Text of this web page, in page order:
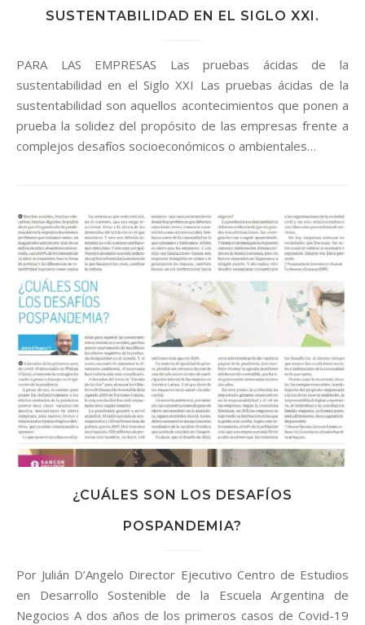
SUSTENTABILIDAD EN EL SIGLO XXI.
PARA LAS EMPRESAS Las pruebas ácidas de la
sustentabilidad en el Siglo XXI Las pruebas ácidas de la
sustentabilidad son aquellos acontecimientos que ponen a
prueba la solidez del propósito de las empresas frente a
complejos desafíos socioeconómicos o ambientales…
¿CUÁLES SON LOS DESAFÍOS
POSPANDEMIA?
Por Julián D’Angelo Director Ejecutivo Centro de Estudios
en Desarrollo Sostenible de la Escuela Argentina de
Negocios A dos años de los primeros casos de Covid-19